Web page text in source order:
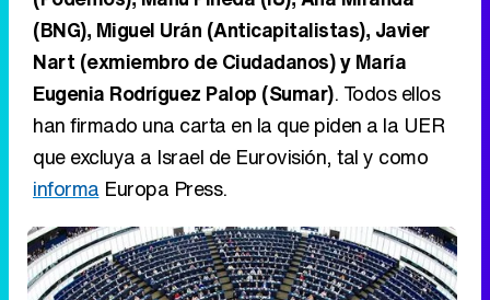
(BNG), Miguel Urán (Anticapitalistas), Javier
Nart (exmiembro de Ciudadanos) y María
Eugenia Rodríguez Palop (Sumar). Todos ellos
han firmado una carta en la que piden a la UER
que excluya a Israel de Eurovisión, tal y como
informa Europa Press.